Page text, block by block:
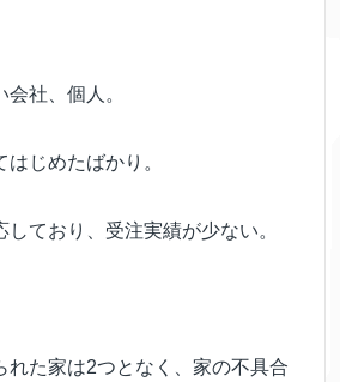
会社、個人。
はじめたばかり。
しており、受注実績が少ない。
れた家は2つとなく、家の不具合